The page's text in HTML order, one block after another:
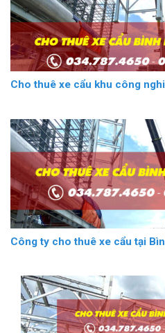
Cho thuê xe cẩu khu công
Công ty cho thuê xe cẩu tại